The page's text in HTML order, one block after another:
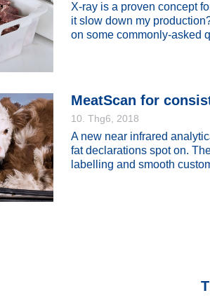
X-ray is a proven concept
it slow down my
on some commonly-asked
MeatScan for
10. Thg6, 2018
A new near infrared
fat declarations spot on.
labelling and smooth